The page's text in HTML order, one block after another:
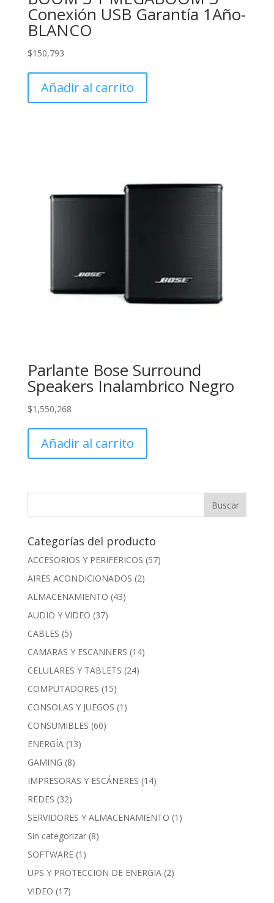
Conexión USB Garantía 1Año-
BLANCO
$150,793
Añadir al carrito
Parlante Bose Surround
Speakers Inalambrico Negro
$1,550,268
Añadir al carrito
Categorías del producto
ACCESORIOS Y PERIFERICOS (57)
AIRES ACONDICIONADOS (2)
ALMACENAMIENTO (43)
AUDIO Y VIDEO (37)
CABLES (5)
CAMARAS Y ESCANNERS (14)
CELULARES Y TABLETS (24)
COMPUTADORES (15)
CONSOLAS Y JUEGOS (1)
CONSUMIBLES (60)
ENERGÍA (13)
GAMING (8)
IMPRESORAS Y ESCÁNERES (14)
REDES (32)
SERVIDORES Y ALMACENAMIENTO (1)
Sin categorizar (8)
SOFTWARE (1)
UPS Y PROTECCION DE ENERGIA (2)
VIDEO (17)